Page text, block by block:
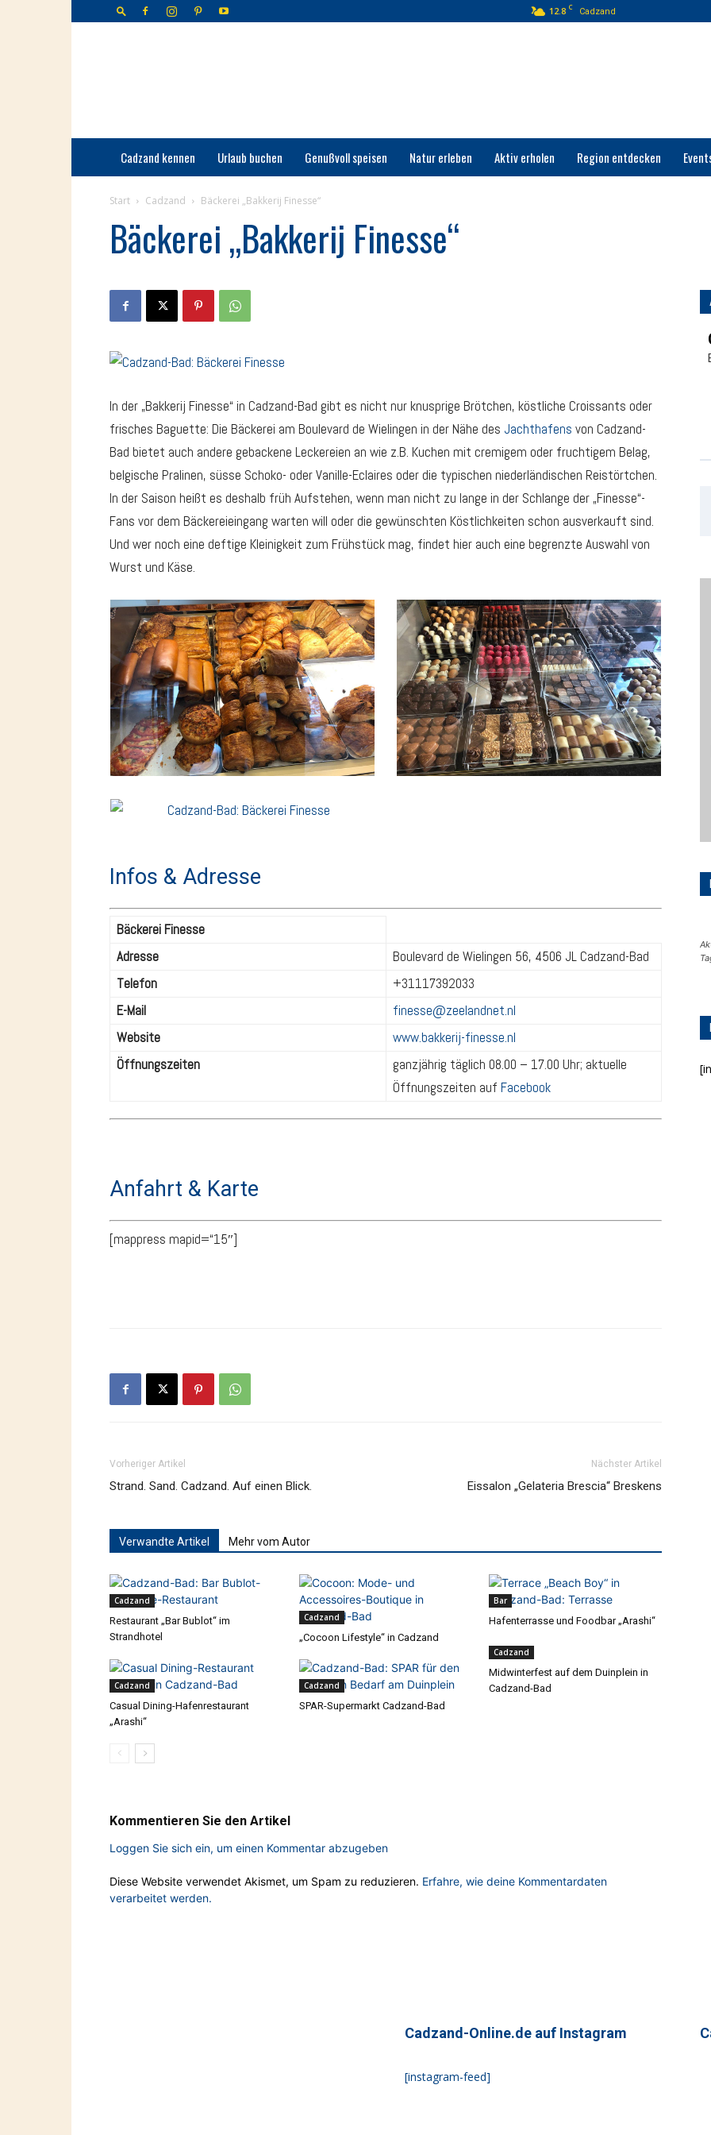
12.8 C Cadzand
Cadzand kennen Urlaub buchen Genußvoll speisen Natur erleben Aktiv erholen Region entdecken
Start Cadzand Bäckerei „Bakkerij Finesse“
Bäckerei „Bakkerij Finesse“
In der „Bakkerij Finesse“ in Cadzand-Bad gibt es nicht nur knusprige Brötchen, köstliche Croissants oder
frisches Baguette: Die Bäckerei am Boulevard de Wielingen in der Nähe des Jachthafens von Cadzand-
Bad bietet auch andere gebackene Leckereien an wie z.B. Kuchen mit cremigem oder fruchtigem Belag,
belgische Pralinen, süsse Schoko- oder Vanille-Eclaires oder die typischen niederländischen Reistörtchen.
In der Saison heißt es deshalb früh Aufstehen, wenn man nicht zu lange in der Schlange der „Finesse“-
Fans vor dem Bäckereieingang warten will oder die gewünschten Köstlichkeiten schon ausverkauft sind.
Und wer noch eine deftige Kleinigkeit zum Frühstück mag, findet hier auch eine begrenzte Auswahl von
Wurst und Käse.
Infos & Adresse
Bäckerei Finesse
Adresse
Boulevard de Wielingen 56, 4506 JL Cadzand-Bad
Telefon
+31117392033
E-Mail
finesse@zeelandnet.nl
Website
www.bakkerij-finesse.nl
Öffnungszeiten
ganzjährig täglich 08.00 – 17.00 Uhr; aktuelle
Öffnungszeiten auf Facebook
Anfahrt & Karte
[mappress mapid=“15″]
Vorheriger Artikel
Strand. Sand. Cadzand. Auf einen Blick.
Nächster Artikel
Eissalon „Gelateria Brescia“ Breskens
Verwandte Artikel Mehr vom Autor
Cadzand
Restaurant „Bar Bublot“ im
Strandhotel
Cadzand
„Cocoon Lifestyle“ in Cadzand
Bar
Hafenterrasse und Foodbar „Arashi“
Cadzand
Casual Dining-Hafenrestaurant
„Arashi“
Cadzand
SPAR-Supermarkt Cadzand-Bad
Cadzand
Midwinterfest auf dem Duinplein in
Cadzand-Bad
Kommentieren Sie den Artikel
Loggen Sie sich ein, um einen Kommentar abzugeben
Diese Website verwendet Akismet, um Spam zu reduzieren. Erfahre, wie deine Kommentardaten
verarbeitet werden.
Cadzand-Online.de auf Instagram
[instagram-feed]